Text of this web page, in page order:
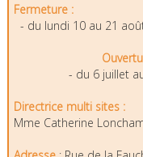
Fermeture :
- du lundi 10 au 21
- du 6 juillet
Directrice multi sites :
Mme Catherine